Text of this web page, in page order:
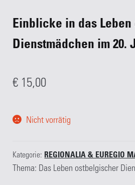
Einblicke in das
Dienstmädchen im 20.
€ 15,00
Nicht vorrätig
Kategorie: REGIONALIA & EUREGIO
Thema: Das Leben ostbelgischer